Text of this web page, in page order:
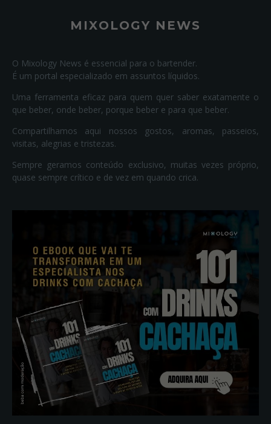
MIXOLOGY NEWS
O Mixology News é essencial para o bartender.
É um portal especializado em assuntos líquidos.
Uma ferramenta eficaz para quem quer saber exatamente o
que beber, onde beber, porque beber e para que beber.
Compartilhamos aqui nossos gostos, aromas, passeios,
visitas, alegrias e tristezas.
Sempre geramos conteúdo exclusivo, muitas vezes próprio,
quase sempre crítico e de vez em quando crica.